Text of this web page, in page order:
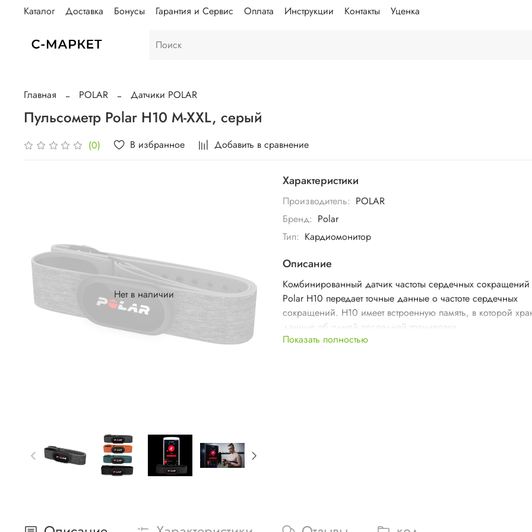
Каталог Доставка Бонусы Гарантия и Сервис Оплата Инструкции Контакты Уценка
Главная POLAR Датчики POLAR
Пульсометр Polar H10 M-XXL, серый
(0) В избранное Добавить в сравнение
Нет в наличии
Характеристики
Производитель: POLAR
Бренд: Polar
Тип: Кардиомонитор
Описание
Комбинированный датчик частоты сердечных сокращений
Polar H10 передает точные данные о частоте сердечных
сокращений. H10 имеет встроенную память, в которой
данные об одной последней тренировке.
Показать полностью